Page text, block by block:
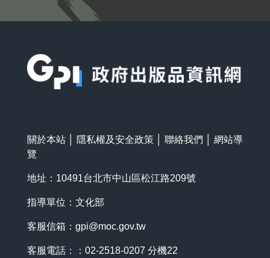
關於本站 隱私權及安全政策 聯絡我們
網站導
覽
地址：10491台北市中山區松江路209號
指導單位：文化部
客服信箱： gpi@moc.gov.tw
客服電話：：02-2518-0207 分機22